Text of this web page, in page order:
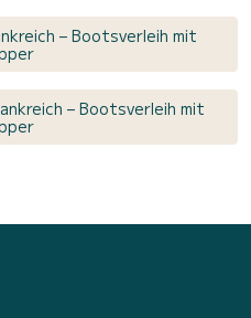
– Bootsverleih mit
– Bootsverleih mit